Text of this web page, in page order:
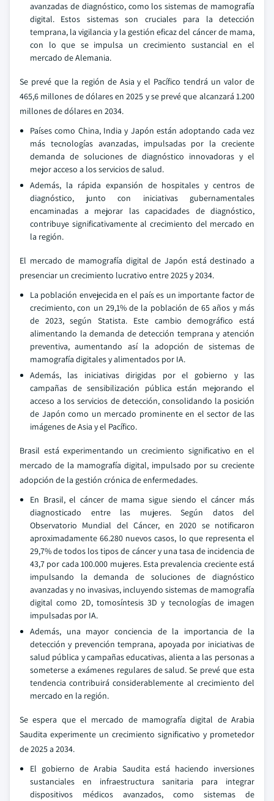
avanzadas de diagnóstico, como los sistemas de mamografía
digital. Estos sistemas son cruciales para la detección
temprana, la vigilancia y la gestión eficaz del cáncer de mama,
con lo que se impulsa un crecimiento sustancial en el
mercado de Alemania.
Se prevé que la región de Asia y el Pacífico tendrá un valor de
465,6 millones de dólares en 2025 y se prevé que alcanzará 1.200
millones de dólares en 2034.
Países como China, India y Japón están adoptando cada vez
más tecnologías avanzadas, impulsadas por la creciente
demanda de soluciones de diagnóstico innovadoras y el
mejor acceso a los servicios de salud.
Además, la rápida expansión de hospitales y centros de
diagnóstico, junto con iniciativas gubernamentales
encaminadas a mejorar las capacidades de diagnóstico,
contribuye significativamente al crecimiento del mercado en
la región.
El mercado de mamografía digital de Japón está destinado a
presenciar un crecimiento lucrativo entre 2025 y 2034.
La población envejecida en el país es un importante factor de
crecimiento, con un 29,1% de la población de 65 años y más
de 2023, según Statista. Este cambio demográfico está
alimentando la demanda de detección temprana y atención
preventiva, aumentando así la adopción de sistemas de
mamografía digitales y alimentados por IA.
Además, las iniciativas dirigidas por el gobierno y las
campañas de sensibilización pública están mejorando el
acceso a los servicios de detección, consolidando la posición
de Japón como un mercado prominente en el sector de las
imágenes de Asia y el Pacífico.
Brasil está experimentando un crecimiento significativo en el
mercado de la mamografía digital, impulsado por su creciente
adopción de la gestión crónica de enfermedades.
En Brasil, el cáncer de mama sigue siendo el cáncer más
diagnosticado entre las mujeres. Según datos del
Observatorio Mundial del Cáncer, en 2020 se notificaron
aproximadamente 66.280 nuevos casos, lo que representa el
29,7% de todos los tipos de cáncer y una tasa de incidencia de
43,7 por cada 100.000 mujeres. Esta prevalencia creciente está
impulsando la demanda de soluciones de diagnóstico
avanzadas y no invasivas, incluyendo sistemas de mamografía
digital como 2D, tomosíntesis 3D y tecnologías de imagen
impulsadas por IA.
Además, una mayor conciencia de la importancia de la
detección y prevención temprana, apoyada por iniciativas de
salud pública y campañas educativas, alienta a las personas a
someterse a exámenes regulares de salud. Se prevé que esta
tendencia contribuirá considerablemente al crecimiento del
mercado en la región.
Se espera que el mercado de mamografía digital de Arabia
Saudita experimente un crecimiento significativo y prometedor
de 2025 a 2034.
El gobierno de Arabia Saudita está haciendo inversiones
sustanciales en infraestructura sanitaria para integrar
dispositivos médicos avanzados, como sistemas de